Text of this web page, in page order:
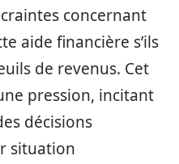
concernant
aide financière s’ils
de revenus. Cet
pression, incitant
décisions
situation